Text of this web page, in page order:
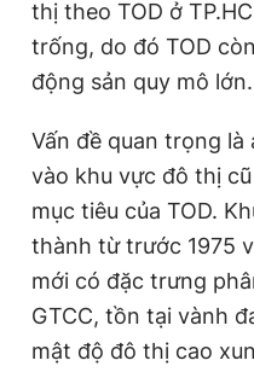
thị theo TOD ở
trống, do đó TOD
động sản quy mô lớn.
Vấn đề quan trọng là
vào khu vực đô thị
mục tiêu của TOD.
thành từ trước 1975
mới có đặc trưng
GTCC, tồn tại vành
mật độ đô thị cao